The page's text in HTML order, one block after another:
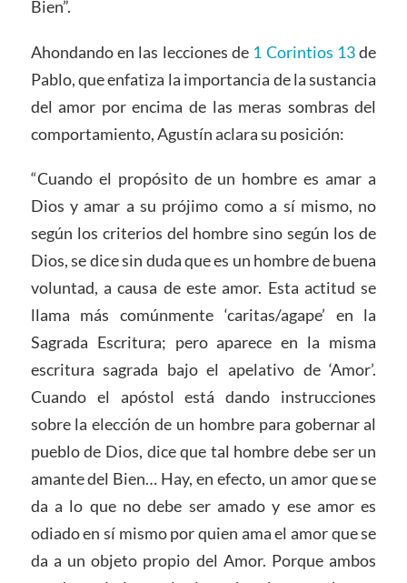
Bien”.
Ahondando en las lecciones de 1 Corintios 13de
Pablo, que enfatiza la importancia de la sustancia
del amor por encima de las meras sombras del
comportamiento, Agustín aclara su posición:
“Cuando el propósito de un hombre es amar a
Dios y amar a su prójimo como a sí mismo, no
según los criterios del hombre sino según los de
Dios, se dice sin duda que es un hombre de buena
voluntad, a causa de este amor. Esta actitud se
llama más comúnmente ‘caritas/agape’ en la
Sagrada Escritura; pero aparece en la misma
escritura sagrada bajo el apelativo de ‘Amor’.
Cuando el apóstol está dando instrucciones
sobre la elección de un hombre para gobernar al
pueblo de Dios, dice que tal hombre debe ser un
amante del Bien… Hay, en efecto, un amor que se
da a lo que no debe ser amado y ese amor es
odiado en sí mismo por quien ama el amor que se
da a un objeto propio del Amor. Porque ambos